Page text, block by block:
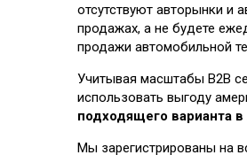
отсутствуют авторынки и
продажах, а не будете
продажи автомобильной
Учитывая масштабы B2B
использовать выгоду
подходящего варианта
Мы зарегистрированы на